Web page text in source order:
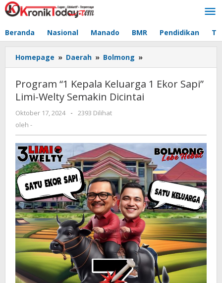
Lewati
ke
Beranda Nasional Manado BMR Pendidikan
Homepage » Daerah » Bolmong »
"1
Kepala
Keluarga
Semakin
Dicintai
Program “1 Kepala Keluarga 1 Ekor Sapi”
Limi-Welty Semakin Dicintai
Oktober 17, 2024
oleh
-
2393 Dilihat
oleh -